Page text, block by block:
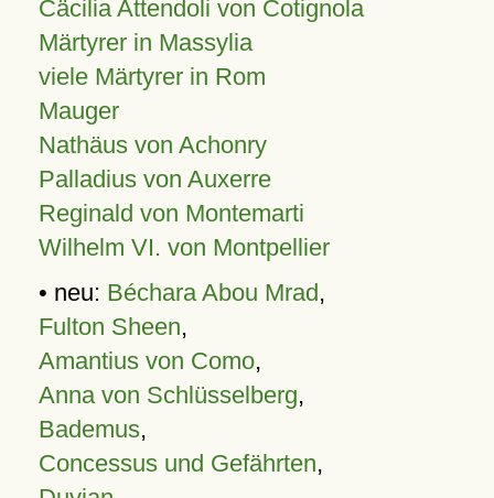
Cäcilia Attendoli von Cotignola
Märtyrer in Massylia
viele Märtyrer in Rom
Mauger
Nathäus von Achonry
Palladius von Auxerre
Reginald von Montemarti
Wilhelm VI. von Montpellier
• neu: Béchara Abou Mrad,
Fulton Sheen,
Amantius von Como,
Anna von Schlüsselberg,
Bademus,
Concessus und Gefährten,